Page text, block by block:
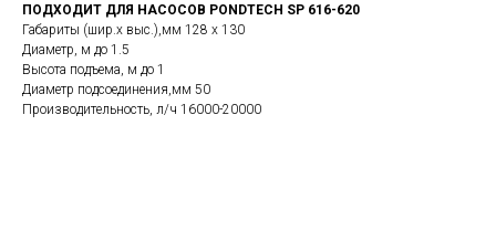
ПОДХОДИТ ДЛЯ НАСОСОВ PONDTECH SP 616-620
Габариты (шир.х выс.),мм 128 х 130
Диаметр, м до 1.5
Высота подъема, м до 1
Диаметр подсоединения,мм 50
Производительность, л/ч 16000-20000